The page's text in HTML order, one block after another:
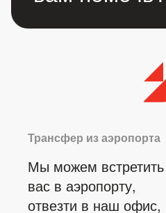
Трансфер из аэропорта
Мы можем встретить
вас в аэропорту,
отвезти в наш офис,